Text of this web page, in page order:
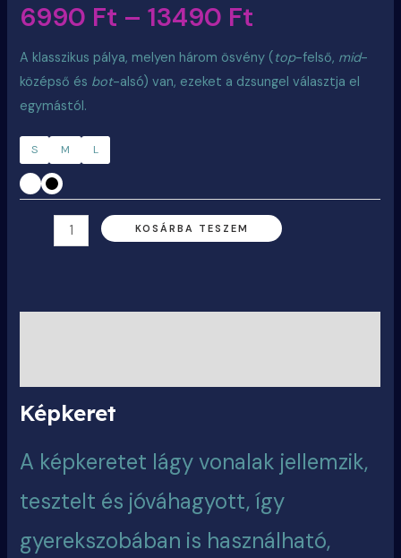
6990 Ft – 13490 Ft
A klasszikus pálya, melyen három ösvény ( top-felső, mid-
középső és bot-alsó) van, ezeket a dzsungel választja el
egymástól.
S M L
KOSÁRBA TESZEM
Képkeret
A képkeretet lágy vonalak jellemzik,
tesztelt és jóváhagyott, így
gyerekszobában is használható,